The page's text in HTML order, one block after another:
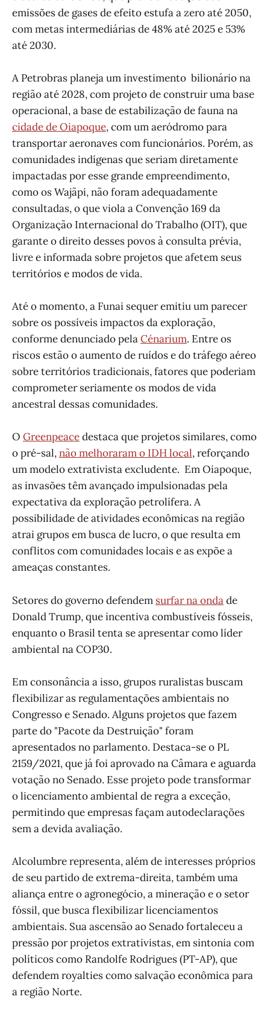
emissões de gases de efeito estufa a zero até 2050,
com metas intermediárias de 48% até 2025 e 53%
até 2030.
A Petrobras planeja um investimento bilionário na
região até 2028, com projeto de construir uma base
operacional, a base de estabilização de fauna na
cidade de Oiapoque, com um aeródromo para
transportar aeronaves com funcionários. Porém, as
comunidades indígenas que seriam diretamente
impactadas por esse grande empreendimento,
como os Wajãpi, não foram adequadamente
consultadas, o que viola a Convenção 169 da
Organização Internacional do Trabalho (OIT), que
garante o direito desses povos à consulta prévia,
livre e informada sobre projetos que afetem seus
territórios e modos de vida.
Até o momento, a Funai sequer emitiu um parecer
sobre os possíveis impactos da exploração,
conforme denunciado pelaCénarium. Entre os
riscos estão o aumento de ruídos e do tráfego aéreo
sobre territórios tradicionais, fatores que poderiam
comprometer seriamente os modos de vida
ancestral dessas comunidades.
O Greenpeacedestaca que projetos similares, como
o pré-sal,não melhoraram o IDH local, reforçando
um modelo extrativista excludente. Em Oiapoque,
as invasões têm avançado impulsionadas pela
expectativa da exploração petrolífera. A
possibilidade de atividades econômicas na região
atrai grupos em busca de lucro, o que resulta em
conflitos com comunidades locais e as expõe a
ameaças constantes.
Setores do governo defendem surfar na ondade
Donald Trump, que incentiva combustíveis fósseis,
enquanto o Brasil tenta se apresentar como líder
ambiental na COP30.
Em consonância a isso, grupos ruralistas buscam
flexibilizar as regulamentações ambientais no
Congresso e Senado. Alguns projetos que fazem
parte do "Pacote da Destruição" foram
apresentados no parlamento. Destaca-se o PL
2159/2021, que já foi aprovado na Câmara e aguarda
votação no Senado. Esse projeto pode transformar
o licenciamento ambiental de regra a exceção,
permitindo que empresas façam autodeclarações
sem a devida avaliação.
Alcolumbre representa, além de interesses próprios
de seu partido de extrema-direita, também uma
aliança entre o agronegócio, a mineração e o setor
fóssil, que busca flexibilizar licenciamentos
ambientais. Sua ascensão ao Senado fortaleceu a
pressão por projetos extrativistas, em sintonia com
políticos como Randolfe Rodrigues (PT-AP), que
defendem royalties como salvação econômica para
a região Norte.